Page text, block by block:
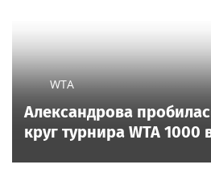
WTA
Александрова
круг турнира WTA 1000